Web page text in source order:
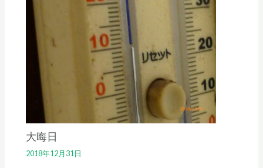
大晦日
2018年12月31日